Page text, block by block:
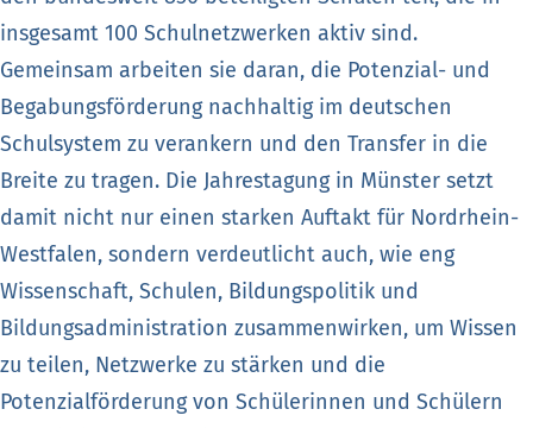
insgesamt 100 Schulnetzwerken aktiv sind.
Gemeinsam arbeiten sie daran, die Potenzial- und
Begabungsförderung nachhaltig im deutschen
Schulsystem zu verankern und den Transfer in die
Breite zu tragen. Die Jahrestagung in Münster setzt
damit nicht nur einen starken Auftakt für Nordrhein-
Westfalen, sondern verdeutlicht auch, wie eng
Wissenschaft, Schulen, Bildungspolitik und
Bildungsadministration zusammenwirken, um Wissen
zu teilen, Netzwerke zu stärken und die
Potenzialförderung von Schülerinnen und Schülern